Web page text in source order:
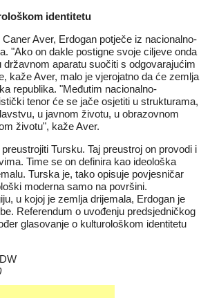
identitetu
Aver, Erdogan potječe iz nacionalno-
"Ako on dakle postigne svoje ciljeve onda
državnom aparatu suočiti s odgovarajućim
kaže Aver, malo je vjerojatno da će zemlja
republika. "Međutim nacionalno-
tenor će se jače osjetiti u strukturama,
u javnom životu, u obrazovnom
životu", kaže Aver.
Tursku. Taj preustroj on provodi i
Time se on definira kao ideološka
Turska je, tako opisuje povjesničar
moderna samo na površini.
u kojoj je zemlja drijemala, Erdogan je
Referendum o uvođenju predsjedničkog
glasovanje o kulturološkom identitetu